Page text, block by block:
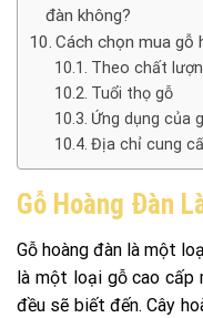
đàn không?
Cách chọn mua gỗ
Theo chất
Tuổi thọ gỗ
Ứng dụng của
Địa chỉ cung
Gỗ Hoàng Đàn
Gỗ hoàng đàn là một
là một loại gỗ cao cấp
đều sẽ biết đến. Cây